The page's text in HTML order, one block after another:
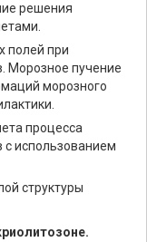
решения
полей при
Морозное пучение
морозного
процесса
с использованием
структуры